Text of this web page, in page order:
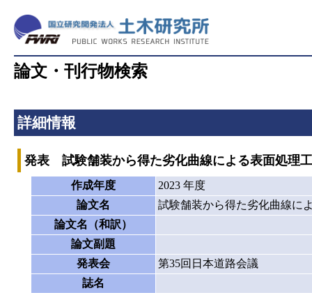
論文・刊行物検索
詳細情報
発表 試験舗装から得た劣化曲線による表面処理
作成年度
2023 年度
論文名
試験舗装から得た劣化曲線に
論文名（和訳）
論文副題
発表会
第35回日本道路会議
誌名